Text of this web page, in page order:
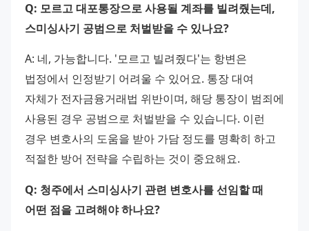
Q: 모르고 대포통장으로 사용될 계좌를 빌려줬는데,
스미싱사기 공범으로 처벌받을 수 있나요?
A: 네, 가능합니다. '모르고 빌려줬다'는 항변은
법정에서 인정받기 어려울 수 있어요. 통장 대여
자체가 전자금융거래법 위반이며, 해당 통장이 범죄에
사용된 경우 공범으로 처벌받을 수 있습니다. 이런
경우 변호사의 도움을 받아 가담 정도를 명확히 하고
적절한 방어 전략을 수립하는 것이 중요해요.
Q: 청주에서 스미싱사기 관련 변호사를 선임할 때
어떤 점을 고려해야 하나요?